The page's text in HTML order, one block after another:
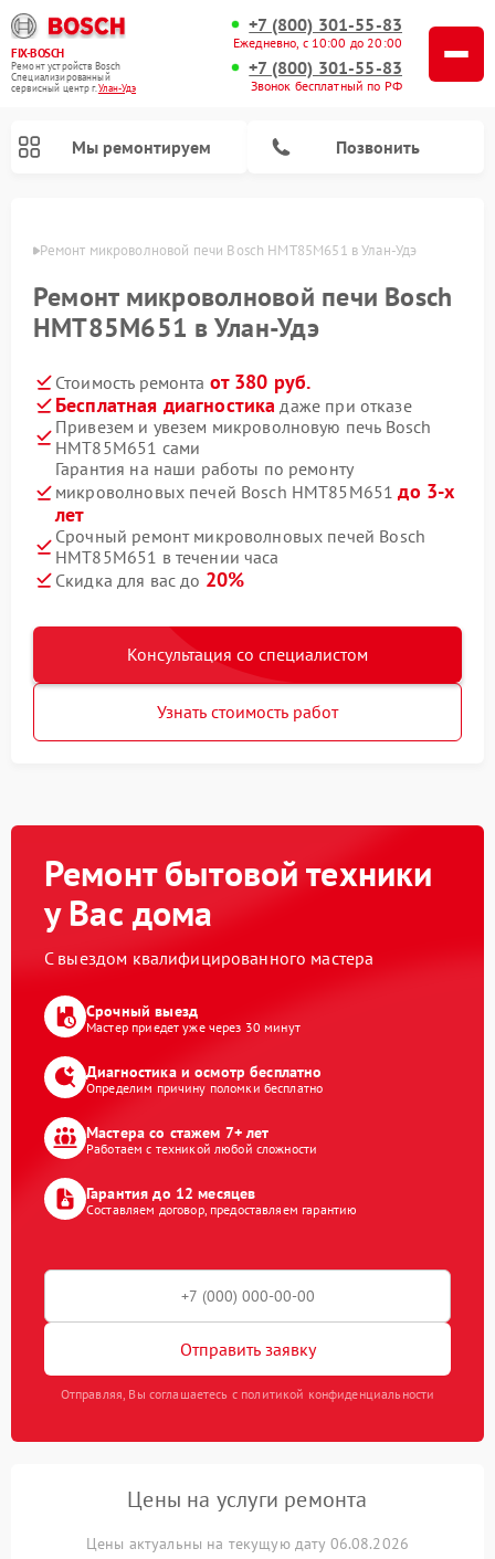
FIX-BOSCH
Ремонт устройств Bosch
Специализированный
cервисный центр г.Улан-Удэ
+7 (800) 301-55-83
Ежедневно, с 10:00 до 20:00
+7 (800) 301-55-83
Звонок бесплатный по РФ
Мы ремонтируем Позвонить
Ремонт микроволновой печи Bosch HMT85M651 в Улан-Удэ
Ремонт микроволновой печи Bosch
HMT85M651 в Улан-Удэ
Стоимость ремонта от 380 руб.
Бесплатная диагностика даже при отказе
Привезем и увезем микроволновую печь Bosch
HMT85M651 сами
Гарантия на наши работы по ремонту
микроволновых печей Bosch HMT85M651до 3-х
лет
Срочный ремонт микроволновых печей Bosch
HMT85M651 в течении часа
Скидка для вас до 20%
Консультация со специалистом
Узнать стоимость работ
Ремонт бытовой техники
у Вас дома
С выездом квалифицированного мастера
Срочный выезд
Мастер приедет уже через 30 минут
Диагностика и осмотр бесплатно
Определим причину поломки бесплатно
Мастера со стажем 7+ лет
Работаем с техникой любой сложности
Гарантия до 12 месяцев
Составляем договор, предоставляем гарантию
Отправить заявку
Отправляя, Вы соглашаетесь с политикой конфиденциальности
Цены на услуги ремонта
Цены актуальны на текущую дату 06.08.2026